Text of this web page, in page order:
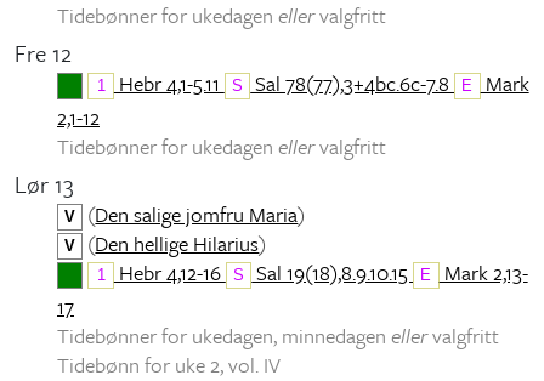
Tidebønner for ukedagen ellervalgfritt
Fre 12
1 Hebr 4,1-5.11 S Sal 78(77),3+4bc.6c-7.8 E Mark
2,1-12
Tidebønner for ukedagen ellervalgfritt
Lør 13
V (Den salige jomfru Maria)
V (Den hellige Hilarius)
1 Hebr 4,12-16 S Sal 19(18),8.9.10.15 E Mark 2,13-
17
Tidebønner for ukedagen, minnedagen ellervalgfritt
Tidebønn for uke 2, vol. IV